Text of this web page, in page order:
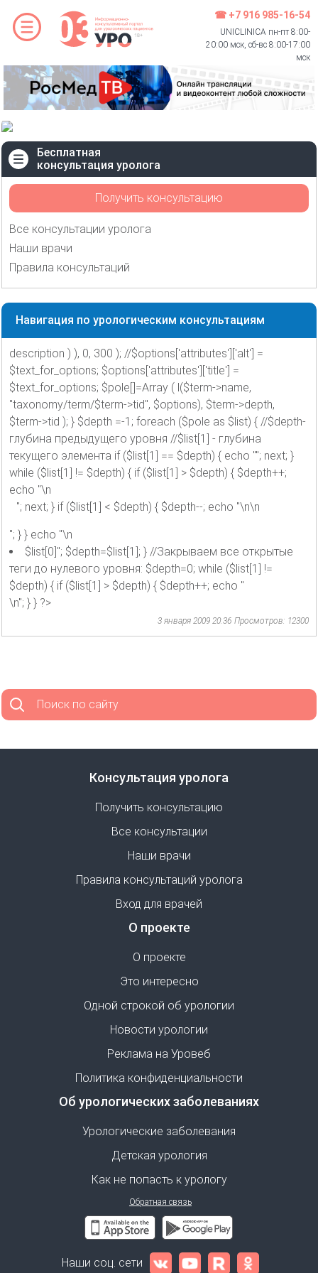
☎ +7 916 985-16-54
UNICLINICA пн-пт 8:00-
20:00 мск, сб-вс 8:00-17:00
мск
Бесплатная
консультация уролога
Получить консультацию
Все консультации уролога
Наши врачи
Правила консультаций
Навигация по урологическим консультациям
description ) ), 0, 300 ); //$options['attributes']['alt'] =
$text_for_options; $options['attributes']['title'] =
$text_for_options; $pole[]=Array ( l($term->name,
"taxonomy/term/$term->tid", $options), $term->depth,
$term->tid ); } $depth =-1; foreach ($pole as $list) { //$depth-
глубина предыдущего уровня //$list[1] - глубина
текущего элемента if ($list[1] == $depth) { echo ""; next; }
while ($list[1] != $depth) { if ($list[1] > $depth) { $depth++;
echo "\n
"; next; } if ($list[1] < $depth) { $depth--; echo "\n\n
"; } } echo "\n
$list[0]"; $depth=$list[1]; } //Закрываем все открытые
теги до нулевого уровня: $depth=0; while ($list[1] !=
$depth) { if ($list[1] > $depth) { $depth++; echo "
\n"; } } ?>
3 января 2009 20:36 Просмотров: 12300
Поиск по сайту
Консультация уролога
Получить консультацию
Все консультации
Наши врачи
Правила консультаций уролога
Вход для врачей
О проекте
О проекте
Это интересно
Одной строкой об урологии
Новости урологии
Реклама на Уровеб
Политика конфиденциальности
Об урологических заболеваниях
Урологические заболевания
Детская урология
Как не попасть к урологу
Обратная связь
Наши соц. сети